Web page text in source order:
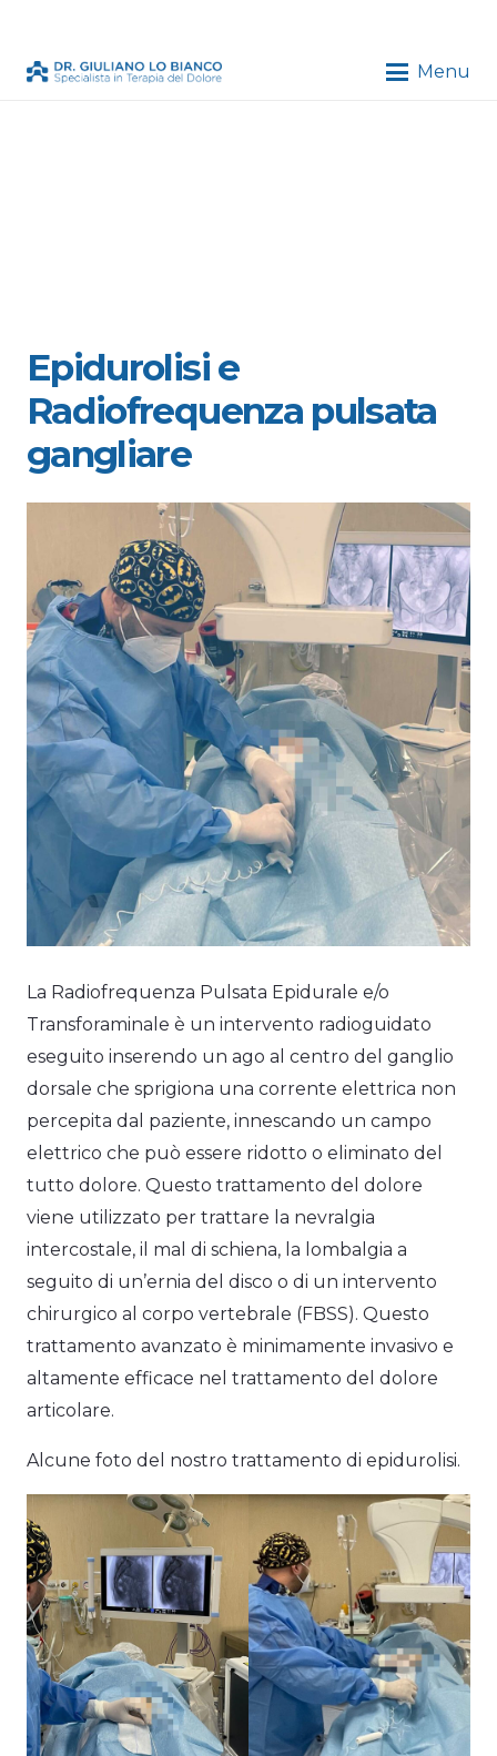
Menu
Epidurolisi e
Radiofrequenza pulsata
gangliare
La Radiofrequenza Pulsata Epidurale e/o
Transforaminale è un intervento radioguidato
eseguito inserendo un ago al centro del ganglio
dorsale che sprigiona una corrente elettrica non
percepita dal paziente, innescando un campo
elettrico che può essere ridotto o eliminato del
tutto dolore. Questo trattamento del dolore
viene utilizzato per trattare la nevralgia
intercostale, il mal di schiena, la lombalgia a
seguito di un’ernia del disco o di un intervento
chirurgico al corpo vertebrale (FBSS). Questo
trattamento avanzato è minimamente invasivo e
altamente efficace nel trattamento del dolore
articolare.
Alcune foto del nostro trattamento di epidurolisi.